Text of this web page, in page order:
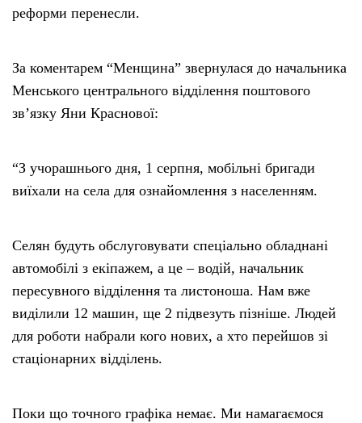
реформи перенесли.
За коментарем “Менщина” звернулася до начальника
Менського центрального відділення поштового
зв’язку Яни Краснової:
“З учорашнього дня, 1 серпня, мобільні бригади
виїхали на села для ознайомлення з населенням.
Селян будуть обслуговувати спеціально обладнані
автомобілі з екіпажем, а це – водій, начальник
пересувного відділення та листоноша. Нам вже
виділили 12 машин, ще 2 підвезуть пізніше. Людей
для роботи набрали кого нових, а хто перейшов зі
стаціонарних відділень.
Поки що точного графіка немає. Ми намагаємося